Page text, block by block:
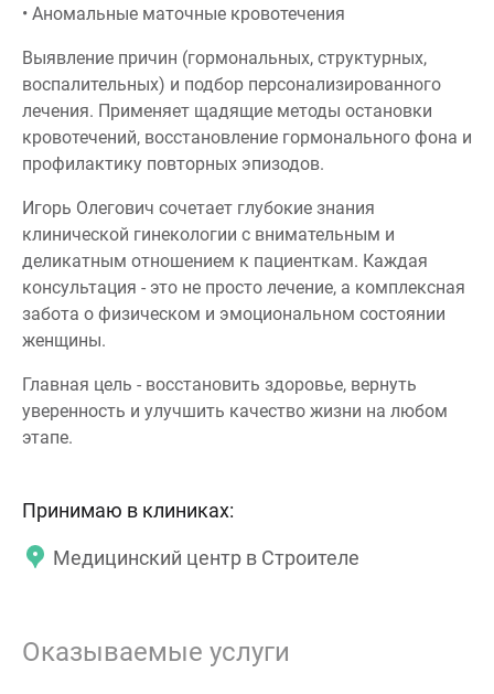
• Аномальные маточные кровотечения
Выявление причин (гормональных, структурных,
воспалительных) и подбор персонализированного
лечения. Применяет щадящие методы остановки
кровотечений, восстановление гормонального фона и
профилактику повторных эпизодов.
Игорь Олегович сочетает глубокие знания
клинической гинекологии с внимательным и
деликатным отношением к пациенткам. Каждая
консультация - это не просто лечение, а комплексная
забота о физическом и эмоциональном состоянии
женщины.
Главная цель - восстановить здоровье, вернуть
уверенность и улучшить качество жизни на любом
этапе.
Принимаю в клиниках:
Медицинский центр в Строителе
Оказываемые услуги